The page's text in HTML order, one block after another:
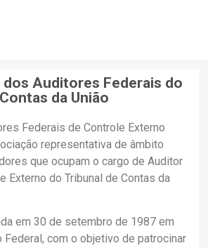
Auditores Federais do
da União
Federais de Controle Externo
representativa de âmbito
que ocupam o cargo de Auditor
Externo do Tribunal de Contas da
em 30 de setembro de 1987 em
Federal, com o objetivo de patrocinar